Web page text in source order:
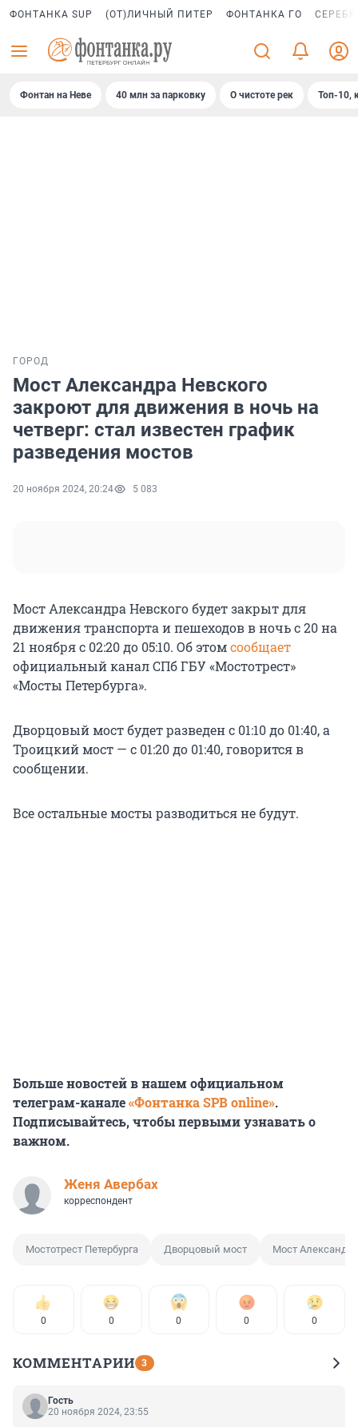
ФОНТАНКА SUP (ОТ)ЛИЧНЫЙ ПИТЕР ФОНТАНКА ГО
Фонтан на Неве 40 млн за парковку О чистоте рек Топ-10,
ГОРОД
Мост Александра Невского
закроют для движения в ночь на
четверг: стал известен график
разведения мостов
20 ноября 2024, 20:24 5 083
Мост Александра Невского будет закрыт для
движения транспорта и пешеходов в ночь с 20 на
21 ноября с 02:20 до 05:10. Об этомсообщает
официальный канал СПб ГБУ «Мостотрест»
«Мосты Петербурга».
Дворцовый мост будет разведен с 01:10 до 01:40, а
Троицкий мост — с 01:20 до 01:40, говорится в
сообщении.
Все остальные мосты разводиться не будут.
Больше новостей в нашем официальном
телеграм-канале«Фонтанка SPB online».
Подписывайтесь, чтобы первыми узнавать о
важном.
Женя Авербах
корреспондент
Мостотрест Петербурга Дворцовый мост Мост
0 0 0 0 0
КОММЕНТАРИИ 3
Гость
20 ноября 2024, 23:55